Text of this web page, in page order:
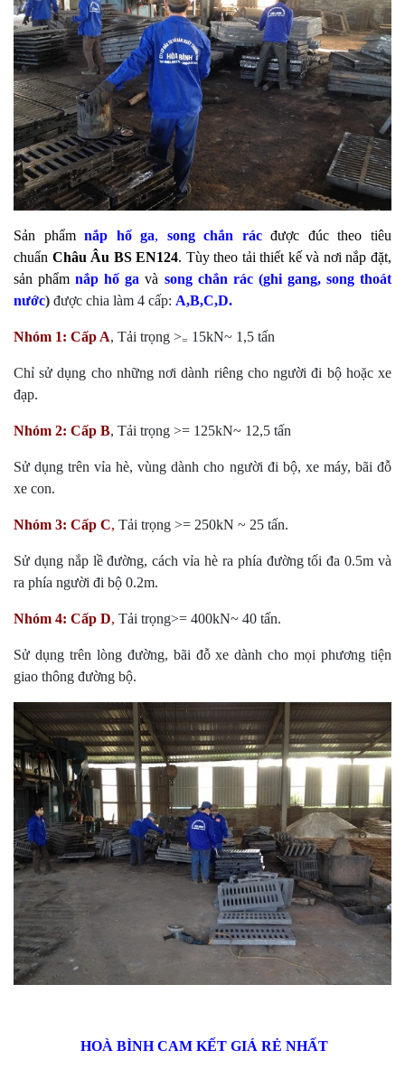
Sản phẩmnắp hố ga, song chắn rácđược đúc theo tiêu
chuẩn Châu Âu BS EN124. Tùy theo tải thiết kế và nơi nắp đặt,
sản phẩmnắp hố ga và song chắn rác (ghi gang, song thoát
nước) được chia làm 4 cấp: A,B,C,D.
Nhóm 1: Cấp A, Tải trọng >= 15kN~ 1,5 tấn
Chỉ sử dụng cho những nơi dành riêng cho người đi bộ hoặc xe
đạp.
Nhóm 2: Cấp B, Tải trọng >= 125kN~ 12,5 tấn
Sử dụng trên vỉa hè, vùng dành cho người đi bộ, xe máy, bãi đỗ
xe con.
Nhóm 3: Cấp C, Tải trọng >= 250kN ~ 25 tấn.
Sử dụng nắp lề đường, cách vỉa hè ra phía đường tối đa 0.5m và
ra phía người đi bộ 0.2m.
Nhóm 4: Cấp D, Tải trọng>= 400kN~ 40 tấn.
Sử dụng trên lòng đường, bãi đỗ xe dành cho mọi phương tiện
giao thông đường bộ.
HOÀ BÌNH CAM KẾT GIÁ RẺ NHẤT